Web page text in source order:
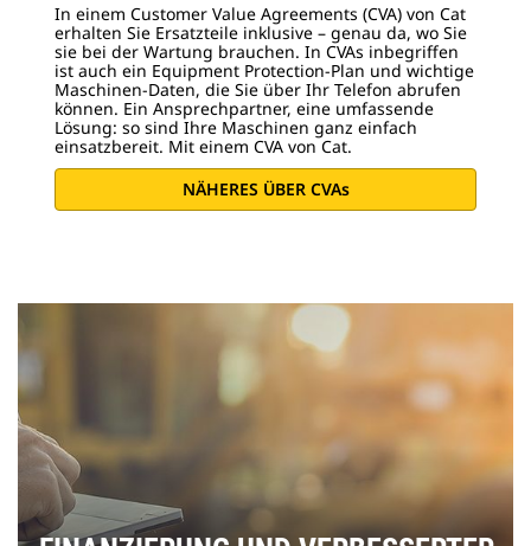
In einem Customer Value Agreements (CVA) von Cat
erhalten Sie Ersatzteile inklusive – genau da, wo Sie
sie bei der Wartung brauchen. In CVAs inbegriffen
ist auch ein Equipment Protection-Plan und wichtige
Maschinen-Daten, die Sie über Ihr Telefon abrufen
können. Ein Ansprechpartner, eine umfassende
Lösung: so sind Ihre Maschinen ganz einfach
einsatzbereit. Mit einem CVA von Cat.
NÄHERES ÜBER CVAs